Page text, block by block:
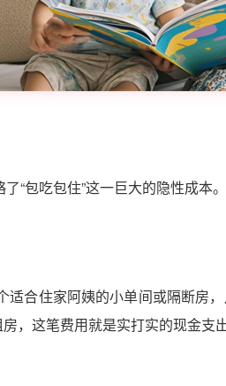
“包吃包住”这一巨大的隐性成本
合住家阿姨的小单间或隔断
，这笔费用就是实打实的现金支出